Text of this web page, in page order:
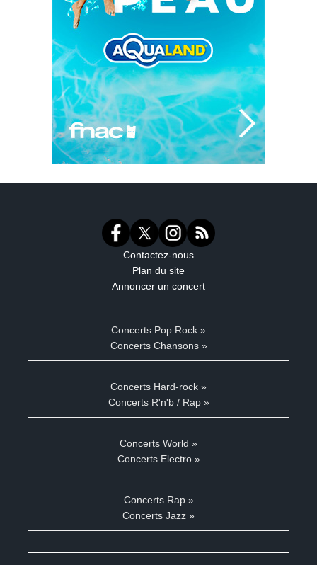
Contactez-nous
Plan du site
Annoncer un concert
Concerts Pop Rock »
Concerts Chansons »
Concerts Hard-rock »
Concerts R'n'b / Rap »
Concerts World »
Concerts Electro »
Concerts Rap »
Concerts Jazz »